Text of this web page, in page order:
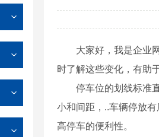
大家好，我是企业
时了解这些变化，有助
停车位的划线标准
小和间距，..车辆停放
高停车的便利性。